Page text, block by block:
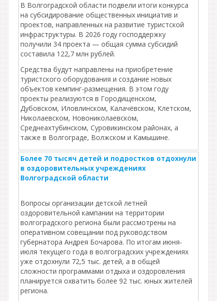
В Волгоградской области подвели итоги конкурса
на субсидирование общественных инициатив и
проектов, направленных на развитие туристской
инфраструктуры. В 2026 году господдержку
получили 34 проекта — общая сумма субсидий
составила 122,7 млн рублей.
Средства будут направлены на приобретение
туристского оборудования и создание новых
объектов кемпинг‑размещения. В этом году
проекты реализуются в Городищенском,
Дубовском, Иловлинском, Калачёвском, Клетском,
Николаевском, Новониколаевском,
Среднеахтубинском, Суровикинском районах, а
также в Волгограде, Волжском и Камышине.
Более 70 тысяч детей и подростков отдохнули
в оздоровительных учреждениях
Волгоградской области
Вопросы организации детской летней
оздоровительной кампании на территории
волгоградского региона были рассмотрены на
оперативном совещании под руководством
губернатора Андрея Бочарова. По итогам июня-
июля текущего года в волгоградских учреждениях
уже отдохнули 72,5 тыс. детей, а в общей
сложности программами отдыха и оздоровления
планируется охватить более 92 тыс. юных жителей
региона.